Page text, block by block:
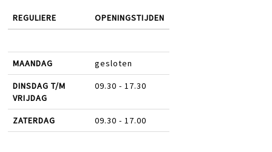
REGULIERE OPENINGSTIJDEN
MAANDAG gesloten
DINSDAG T/M
VRIJDAG
09.30 - 17.30
ZATERDAG 09.30 - 17.00